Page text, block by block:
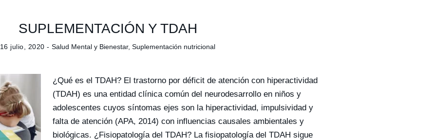
SUPLEMENTACIÓN Y TDAH
16 julio, 2020 -Salud Mental y Bienestar,Suplementación nutricional
¿Qué es el TDAH? El trastorno por déficit de atención con hiperactividad
(TDAH) es una entidad clínica común del neurodesarrollo en niños y
adolescentes cuyos síntomas ejes son la hiperactividad, impulsividad y
falta de atención (APA, 2014) con influencias causales ambientales y
biológicas. ¿Fisiopatología del TDAH? La fisiopatología del TDAH sigue